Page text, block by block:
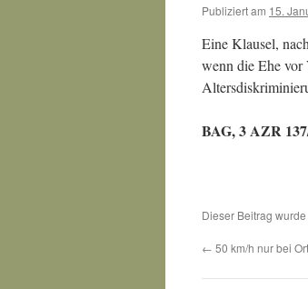
Publiziert am 15.
Eine Klausel,
wenn die Ehe vor
BAG, 3 AZR
Dieser Beitrag
← 50 km/h nur bei